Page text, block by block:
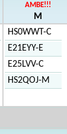
AMBE!!!
M
HS0WWT-C
E21EYY-E
E25LVV-C
HS2QOJ-M